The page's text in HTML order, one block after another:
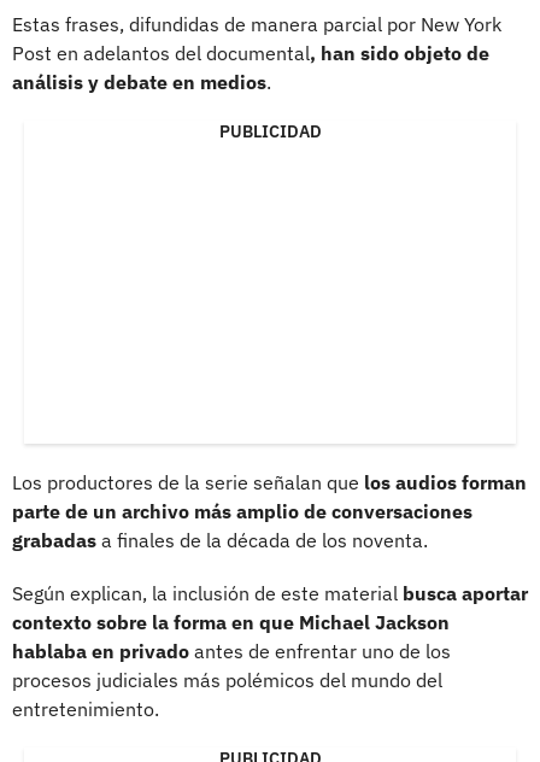
Estas frases, difundidas de manera parcial por New York
Post en adelantos del documental, han sido objeto de
análisis y debate en medios.
PUBLICIDAD
Los productores de la serie señalan que los audios forman
parte de un archivo más amplio de conversaciones
grabadas a finales de la década de los noventa.
Según explican, la inclusión de este material busca aportar
contexto sobre la forma en que Michael Jackson
hablaba en privado antes de enfrentar uno de los
procesos judiciales más polémicos del mundo del
entretenimiento.